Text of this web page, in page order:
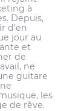
à
Depuis,
d’en
jour au
et
de
ne
guitare
les
de rêve.